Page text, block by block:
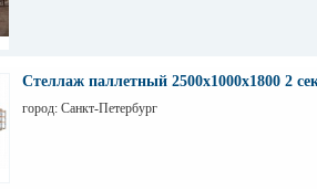
Стеллаж паллетный 2500х1000х1800 2
город: Санкт-Петербург